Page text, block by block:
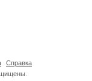
Справка